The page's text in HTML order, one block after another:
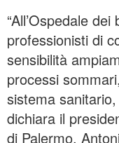
“All’Ospedale
professionisti di
sensibilità
processi
sistema
dichiara il
di Palermo,